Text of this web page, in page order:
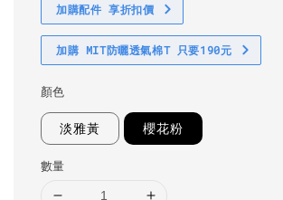
加購配件 享折扣價
加購 MIT防曬透氣棉T 只要190元
顏色
淡雅黃 櫻花粉
數量